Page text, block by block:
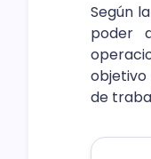
Según
poder
objetivo
de